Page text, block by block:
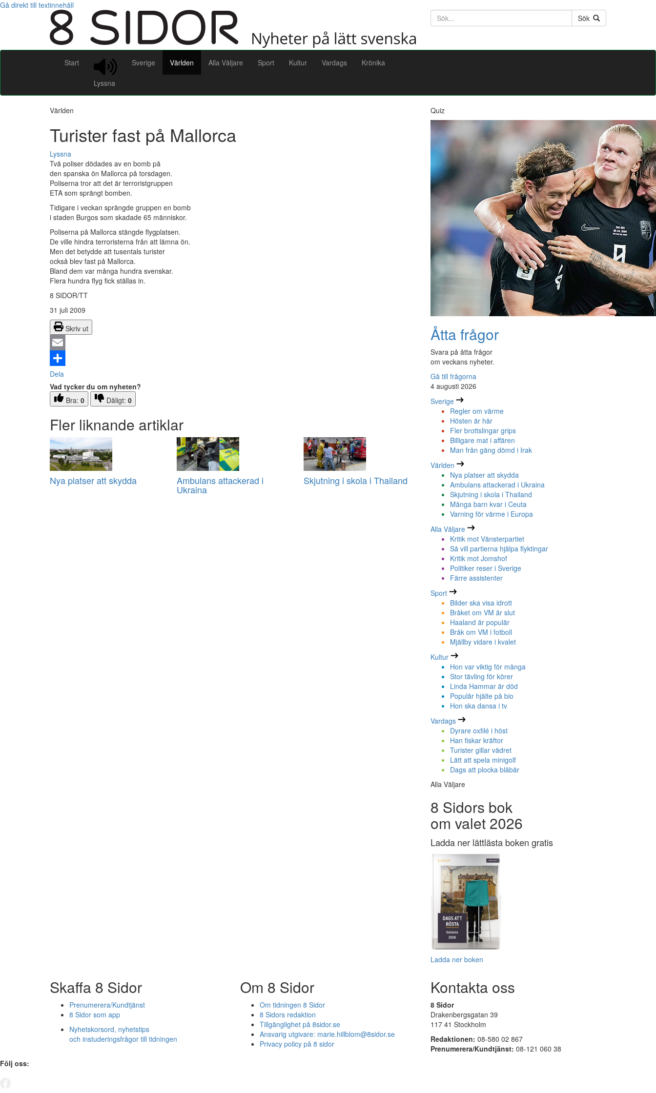
Gå direkt till textinnehåll
Söktext
Sök
Start
Lyssna
Sverige Världen Alla Väljare Sport Kultur Vardags Krönika
Världen
Turister fast på Mallorca
Lyssna
Två poliser dödades av en bomb på
den spanska ön Mallorca på torsdagen.
Poliserna tror att det är terroristgruppen
ETA som sprängt bomben.
Tidigare i veckan sprängde gruppen en bomb
i staden Burgos som skadade 65 människor.
Poliserna på Mallorca stängde flygplatsen.
De ville hindra terroristerna från att lämna ön.
Men det betydde att tusentals turister
också blev fast på Mallorca.
Bland dem var många hundra svenskar.
Flera hundra flyg fick ställas in.
8 SIDOR/TT
31 juli 2009
Skriv ut
Email
Dela
Vad tycker du om nyheten?
Bra: 0 Dåligt: 0
Fler liknande artiklar
Nya platser att skydda Ambulans attackerad i
Ukraina
Skjutning i skola i Thailand
Quiz
Åtta frågor
Svara på åtta frågor
om veckans nyheter.
Gå till frågorna
4 augusti 2026
Sverige
Regler om värme
Hösten är här
Fler brottslingar grips
Billigare mat i affären
Man från gäng dömd i Irak
Världen
Nya platser att skydda
Ambulans attackerad i Ukraina
Skjutning i skola i Thailand
Många barn kvar i Ceuta
Varning för värme i Europa
Alla Väljare
Kritik mot Vänsterpartiet
Så vill partierna hjälpa flyktingar
Kritik mot Jomshof
Politiker reser i Sverige
Färre assistenter
Sport
Bilder ska visa idrott
Bråket om VM är slut
Haaland är populär
Bråk om VM i fotboll
Mjällby vidare i kvalet
Kultur
Hon var viktig för många
Stor tävling för körer
Linda Hammar är död
Populär hjälte på bio
Hon ska dansa i tv
Vardags
Dyrare oxfilé i höst
Han fiskar kräftor
Turister gillar vädret
Lätt att spela minigolf
Dags att plocka blåbär
Alla Väljare
8 Sidors bok
om valet 2026
Ladda ner lättlästa boken gratis
Ladda ner boken
Skaffa 8 Sidor
Prenumerera/Kundtjänst
8 Sidor som app
Nyhetskorsord, nyhetstips
och instuderingsfrågor till tidningen
Om 8 Sidor
Om tidningen 8 Sidor
8 Sidors redaktion
Tillgänglighet på 8sidor.se
Ansvarig utgivare: marie.hillblom@8sidor.se
Privacy policy på 8 sidor
Kontakta oss
8 Sidor
Drakenbergsgatan 39
117 41 Stockholm
Redaktionen: 08-580 02 867
Prenumerera/Kundtjänst: 08-121 060 38
Följ oss: